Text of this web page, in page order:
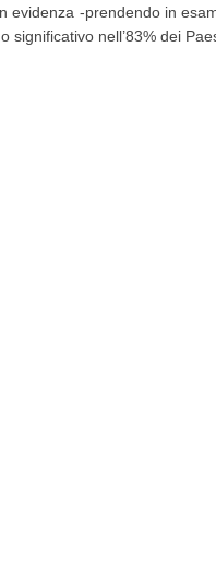
evidenza -prendendo in
significativo nell’83% dei